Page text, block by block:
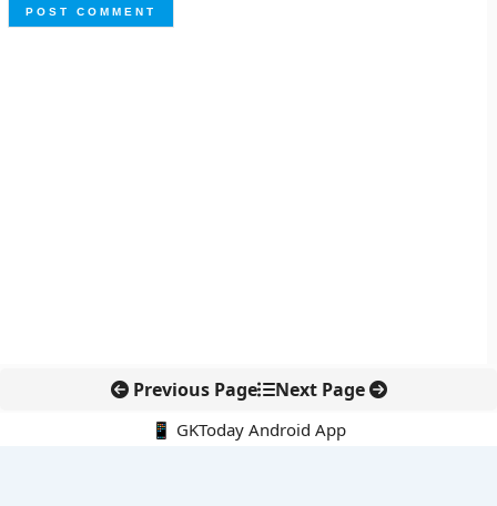
Previous Page Next Page
📱 GKToday Android App